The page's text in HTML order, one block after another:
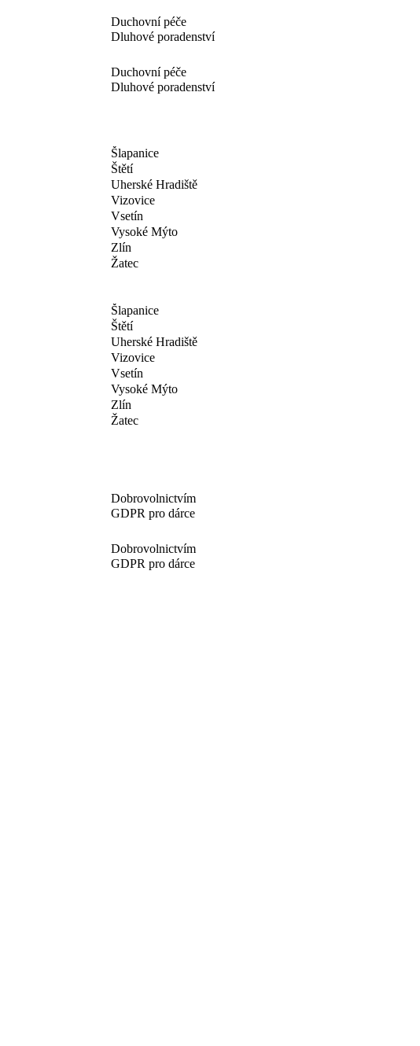
Duchovní péče
Dluhové poradenství
Duchovní péče
Dluhové poradenství
Šlapanice
Štětí
Uherské Hradiště
Vizovice
Vsetín
Vysoké Mýto
Zlín
Žatec
Šlapanice
Štětí
Uherské Hradiště
Vizovice
Vsetín
Vysoké Mýto
Zlín
Žatec
Dobrovolnictvím
GDPR pro dárce
Dobrovolnictvím
GDPR pro dárce